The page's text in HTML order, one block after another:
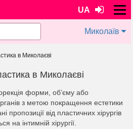
UA
Миколаїв
в Миколаєві
в Миколаєві
форми, об’єму або
з метою покращення естетики
пропозиції від пластичних хірургів
на інтимній хірургії.